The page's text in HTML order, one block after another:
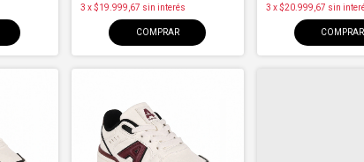
3 x$19.999,67 sin interés
COMPRAR
3 x$20.999,67 sin
COMPRAR